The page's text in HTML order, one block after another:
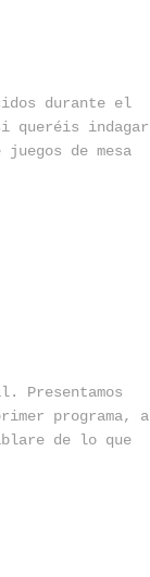
durante el
queréis indagar
de mesa
Presentamos
programa, a
de lo que